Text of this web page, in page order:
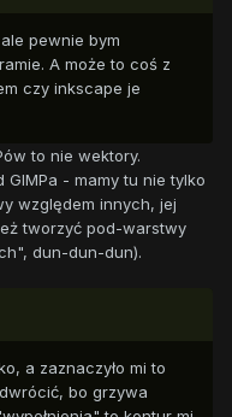
pewnie bym
A może to coś z
czy inkscape je
to nie wektory.
GIMPa - mamy tu nie tylko
względem innych, jej
tworzyć pod-warstwy
dun-dun-dun).
a zaznaczyło mi to
bo grzywa